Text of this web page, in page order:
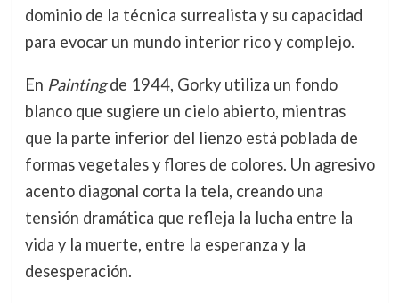
dominio de la técnica surrealista y su capacidad
para evocar un mundo interior rico y complejo.
En Paintingde 1944, Gorky utiliza un fondo
blanco que sugiere un cielo abierto, mientras
que la parte inferior del lienzo está poblada de
formas vegetales y flores de colores. Un agresivo
acento diagonal corta la tela, creando una
tensión dramática que refleja la lucha entre la
vida y la muerte, entre la esperanza y la
desesperación.